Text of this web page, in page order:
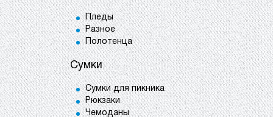
Пледы
Разное
Полотенца
Сумки
Сумки для пикника
Рюкзаки
Чемоданы